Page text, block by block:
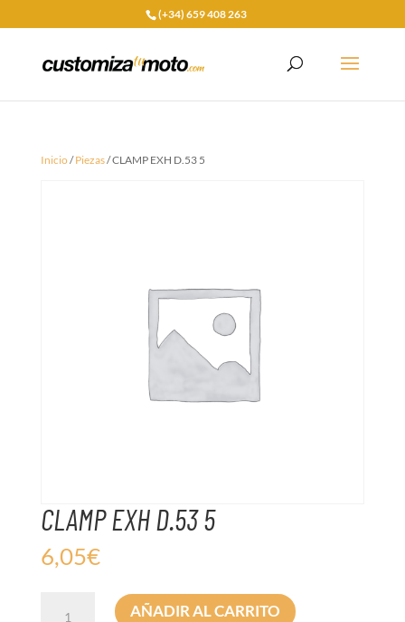
(+34) 659 408 263
Inicio/Piezas/ CLAMP EXH D.53 5
CLAMP EXH D.53 5
6,05€
AÑADIR AL CARRITO